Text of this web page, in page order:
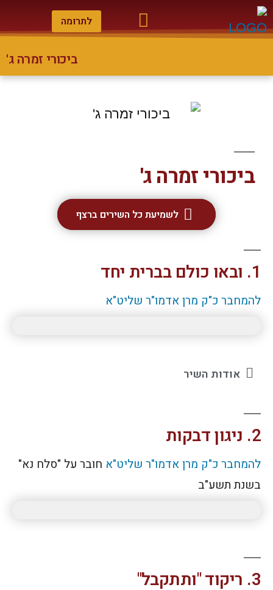
לתרומה
ביכורי זמרה ג'
ביכורי זמרה ג'
לשמיעת כל השירים ברצף
להמחבר כ"ק מרן אדמו"ר שליט"א
אודות השיר
2. ניגון דבקות
להמחבר כ"ק מרן אדמו"ר שליט"אחובר על "סלח נא"
בשנת תשע"ב
3. ריקוד "ותתקבל"